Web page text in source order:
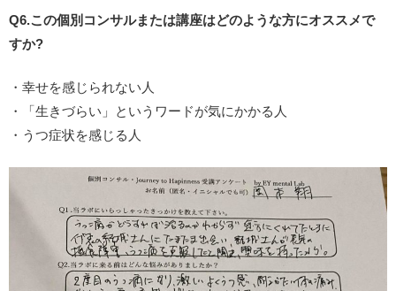
Q6.この個別コンサルまたは講座はどのような方にオススメで
すか?
・幸せを感じられない人
・「生きづらい」というワードが気にかかる人
・うつ症状を感じる人